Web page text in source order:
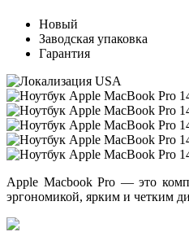
Новый
Заводская упаковка
Гарантия
Apple Macbook Pro — это
эргономикой, ярким и четким